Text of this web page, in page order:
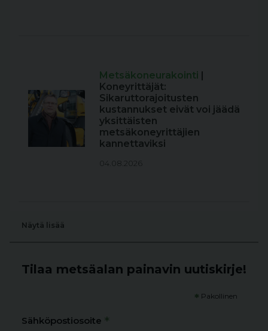
Metsäkoneurakointi |
Koneyrittäjät:
Sikaruttorajoitusten
kustannukset eivät voi jäädä
yksittäisten
metsäkoneyrittäjien
kannettaviksi
04.08.2026
Näytä lisää
Tilaa metsäalan painavin uutiskirje!
* Pakollinen
Sähköpostiosoite *